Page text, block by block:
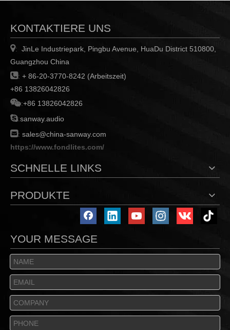
KONTAKTIERE UNS
:
JinLe Industriepark, Pingbu Avenue, HuaDu District 510800,
Guangzhou China
: + 86-20-3770-8242 (Arbeitszeit)
+86 13826042826
:+86 13826042826
:sanway.audio
: sales@china-sanway.com
https://www.fondlites.com/
SCHNELLE LINKS
PRODUKTE
YOUR MESSAGE